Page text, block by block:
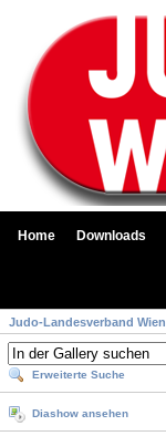
Home Downloads
Judo-Landesverband Wien
Erweiterte Suche
Diashow ansehen